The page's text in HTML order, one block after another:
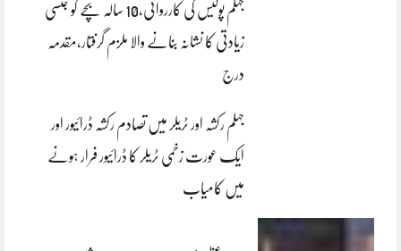
جہلم پولیس کی کارروائی،10 سالہ بچے کو جنسی
زیادتی کا نشانہ بنانے والا ملزم گرفتار،مقدمہ
درج
جہلم رکشہ اور ٹریلر میں تصادم رکشہ ڈرائیور اور
ایک عورت زخمی ٹریلر کا ڈرائیور فرار ہونے
میں کامیاب